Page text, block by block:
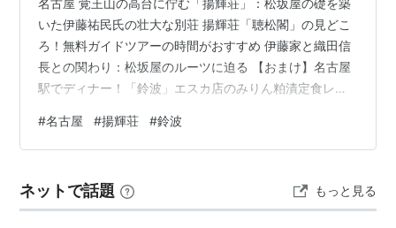
名古屋 覚王山の高台に佇む「揚輝荘」：松坂屋の礎を築
いた伊藤祐民氏の壮大な別荘 揚輝荘「聴松閣」の見どこ
ろ！無料ガイドツアーの時間がおすすめ 伊藤家と織田信
長との関わり：松坂屋のルーツに迫る 【おまけ】名古屋
駅でディナー！「鈴波」エスカ店のみりん粕漬定食レポ
くにある、百貨店の松坂屋初代社長の15代伊藤次郎左衛
門祐民が建設した別荘地です。 大正から昭和初期にかけ
共に30を超える建造物があったのですが、現在はその一
部に5棟の建造物が残されていて、名古屋市指定有形文化
#名古屋 #揚輝荘 #鈴波
ネットで話題 もっと見る